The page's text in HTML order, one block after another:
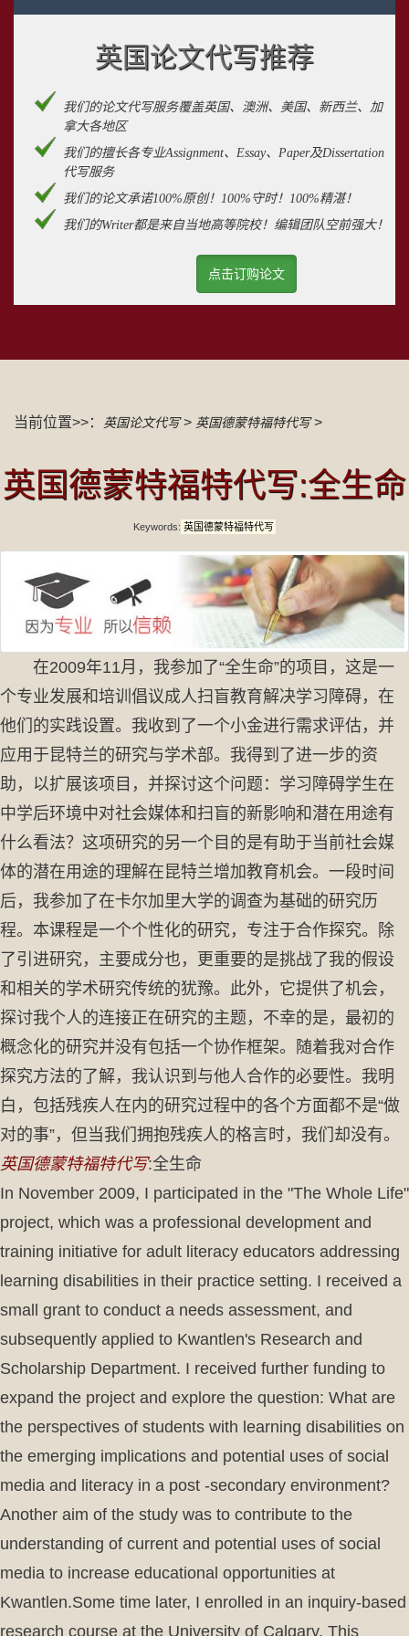
英国论文代写推荐
我们的论文代写服务覆盖英国、澳洲、美国、新西兰、加
拿大各地区
我们的擅长各专业Assignment、Essay、Paper及Dissertation
代写服务
我们的论文承诺100%原创！100%守时！100%精湛！
我们的Writer都是来自当地高等院校！编辑团队空前强大！
点击订购论文
当前位置>>： 英国论文代写> 英国德蒙特福特代写>
英国德蒙特福特代写:全生命
Keywords: 英国德蒙特福特代写
在2009年11月，我参加了“全生命”的项目，这是一
个专业发展和培训倡议成人扫盲教育解决学习障碍，在
他们的实践设置。我收到了一个小金进行需求评估，并
应用于昆特兰的研究与学术部。我得到了进一步的资
助，以扩展该项目，并探讨这个问题：学习障碍学生在
中学后环境中对社会媒体和扫盲的新影响和潜在用途有
什么看法？这项研究的另一个目的是有助于当前社会媒
体的潜在用途的理解在昆特兰增加教育机会。一段时间
后，我参加了在卡尔加里大学的调查为基础的研究历
程。本课程是一个个性化的研究，专注于合作探究。除
了引进研究，主要成分也，更重要的是挑战了我的假设
和相关的学术研究传统的犹豫。此外，它提供了机会，
探讨我个人的连接正在研究的主题，不幸的是，最初的
概念化的研究并没有包括一个协作框架。随着我对合作
探究方法的了解，我认识到与他人合作的必要性。我明
白，包括残疾人在内的研究过程中的各个方面都不是“做
对的事”，但当我们拥抱残疾人的格言时，我们却没有。
英国德蒙特福特代写:全生命
In November 2009, I participated in the "The Whole Life"
project, which was a professional development and
training initiative for adult literacy educators addressing
learning disabilities in their practice setting. I received a
small grant to conduct a needs assessment, and
subsequently applied to Kwantlen's Research and
Scholarship Department. I received further funding to
expand the project and explore the question: What are
the perspectives of students with learning disabilities on
the emerging implications and potential uses of social
media and literacy in a post -secondary environment?
Another aim of the study was to contribute to the
understanding of current and potential uses of social
media to increase educational opportunities at
Kwantlen.Some time later, I enrolled in an inquiry-based
research course at the University of Calgary. This